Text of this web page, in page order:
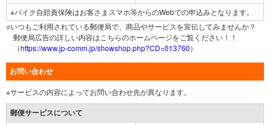
※バイク自賠責保険はお客さまスマホ等からのWebでの申込みとなります。
○いつもご利用されている郵便局で、商品やサービスを宣伝してみませんか？
郵便局広告の詳しい内容はこちらのホームページをご覧ください！！
（https://www.jp-comm.jp/showshop.php?CD=013760）
お問い合わせ
※サービスの内容によってお問い合わせ先が異なります。
郵便サービスについて